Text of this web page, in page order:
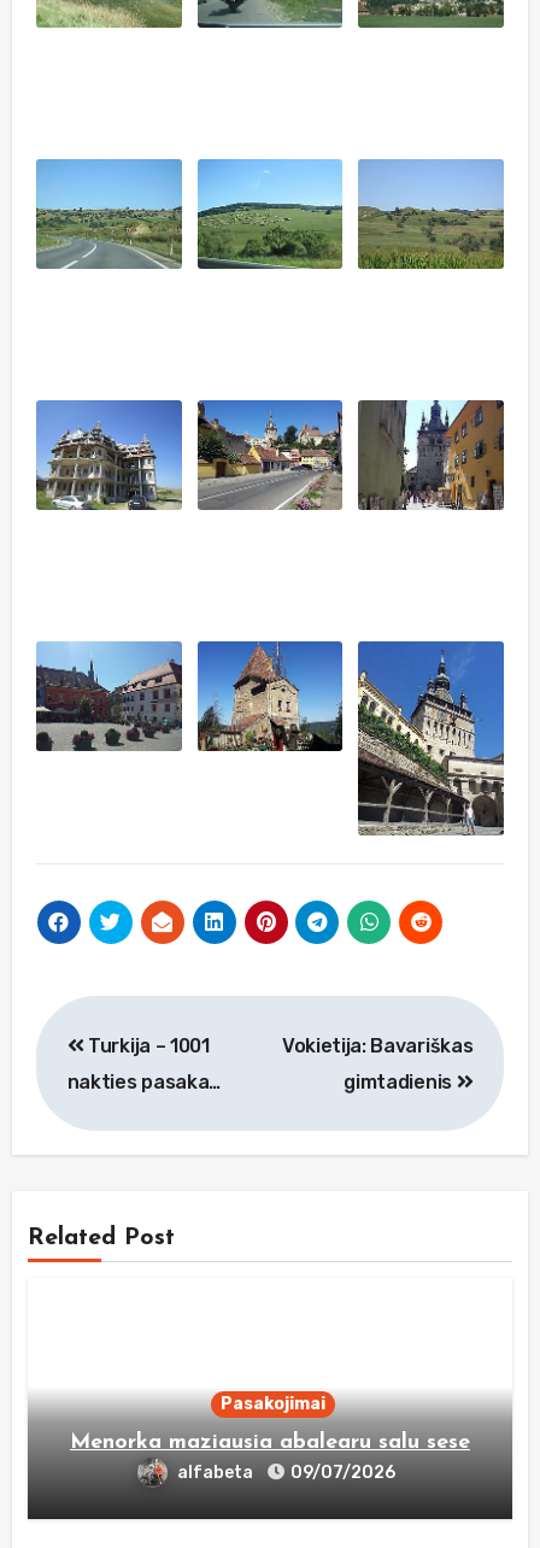
Navigacija
tarp
įrašų
Turkija – 1001
nakties pasaka…
Vokietija: Bavariškas
gimtadienis
Related Post
Pasakojimai
Menorka maziausia abalearu salu sese
alfabeta 09/07/2026